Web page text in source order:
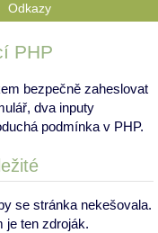
Odkazy
PHP
bezpečně zaheslovat
dva inputy
podmínka v PHP.
se stránka nekešovala.
je ten zdroják.